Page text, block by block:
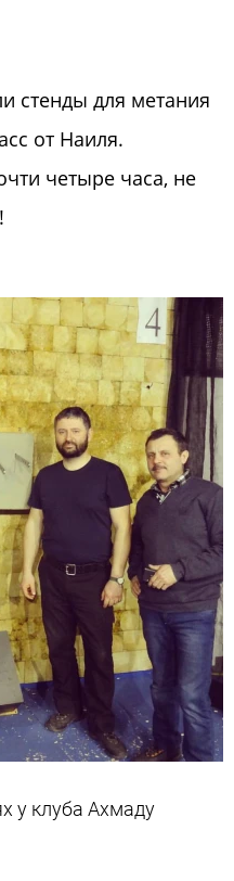
стенды для метания
от Наиля.
четыре часа, не
у клуба Ахмаду